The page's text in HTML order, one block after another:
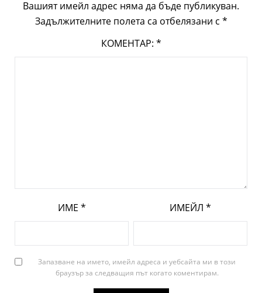
Вашият имейл адрес няма да бъде публикуван.
Задължителните полета са отбелязани с *
КОМЕНТАР: *
ИМЕ * ИМЕЙЛ *
Запазване на името, имейл адреса и уебсайта ми в този
браузър за следващия път когато коментирам.